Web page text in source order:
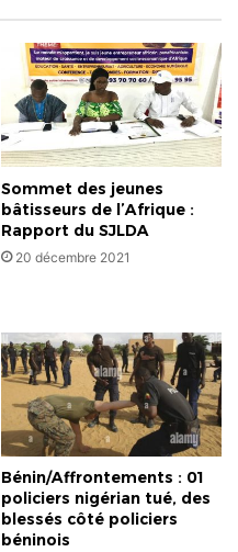
Sommet des jeunes
bâtisseurs de l’Afrique :
Rapport du SJLDA
20 décembre 2021
Bénin/Affrontements : 01
policiers nigérian tué, des
blessés côté policiers
béninois